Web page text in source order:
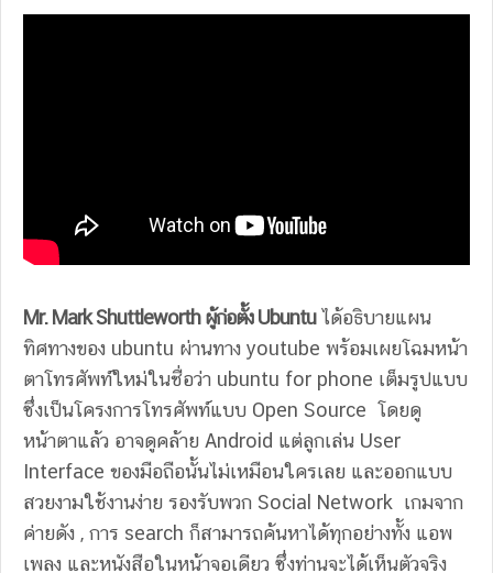
Mr. Mark Shuttleworth ผู้ก่อตั้ง Ubuntuได้อธิบายแผน
ทิศทางของ ubuntu ผ่านทาง youtube พร้อมเผยโฉมหน้า
ตาโทรศัพท์ใหม่ในชื่อว่า ubuntu for phone เต็มรูปแบบ
ซึ่งเป็นโครงการโทรศัพท์แบบ Open Source โดยดู
หน้าตาแล้ว อาจดูคล้าย Android แต่ลูกเล่น User
Interface ของมือถือนั้นไม่เหมือนใครเลย และออกแบบ
สวยงามใช้งานง่าย รองรับพวก Social Network เกมจาก
ค่ายดัง , การ search ก็สามารถค้นหาได้ทุกอย่างทั้ง แอพ
เพลง และหนังสือในหน้าจอเดียว ซึ่งท่านจะได้เห็นตัวจริง